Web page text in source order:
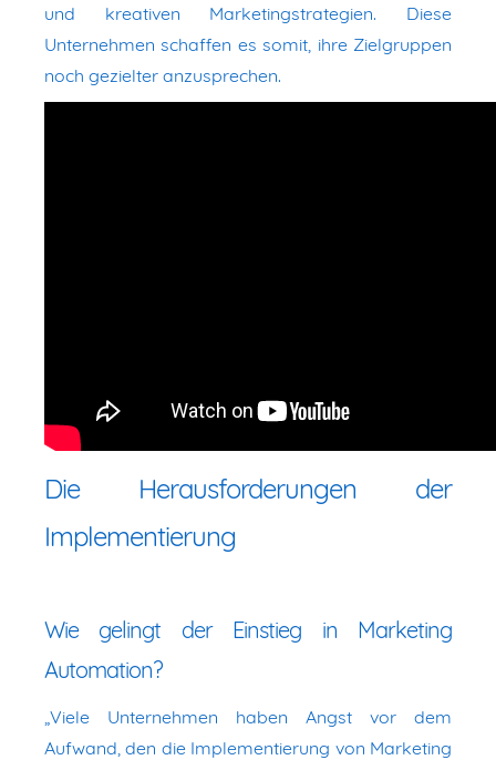
und kreativen Marketingstrategien. Diese
Unternehmen schaffen es somit, ihre Zielgruppen
noch gezielter anzusprechen.
Die Herausforderungen der
Implementierung
Wie gelingt der Einstieg in Marketing
Automation?
„Viele Unternehmen haben Angst vor dem
Aufwand, den die Implementierung von Marketing